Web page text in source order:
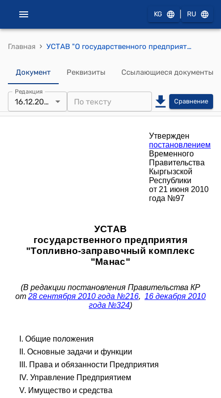
KG RU
Главная › УСТАВ "О государственного предприятия "Топливно-заправочный комплекс "Манас" ( Утвержден постановлением Временного Правительства КР от 21 июня 2010 года №97)
Документ Реквизиты Ссылающиеся документы
Редакция
16.12.2010 Сравнение